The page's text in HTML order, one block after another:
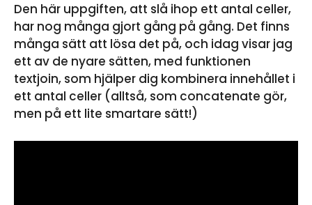
Den här uppgiften, att slå ihop ett antal celler,
har nog många gjort gång på gång. Det finns
många sätt att lösa det på, och idag visar jag
ett av de nyare sätten, med funktionen
textjoin, som hjälper dig kombinera innehållet i
ett antal celler (alltså, som concatenate gör,
men på ett lite smartare sätt!)